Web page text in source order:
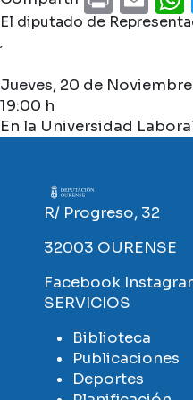
El diputado de
´
Jueves, 20 de
19:00 h
En la Universidad
Imaxe
R/ Progreso, 32
32003 OURENSE
Facebook
SERVICIOS
Biblioteca
Publicaciones
Deportes